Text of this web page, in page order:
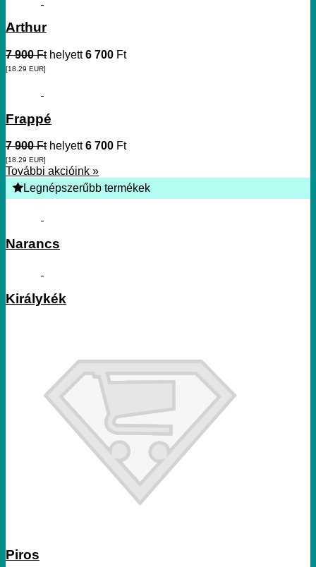
Arthur
7 900 Fthelyett6 700 Ft
[18.29 EUR]
Frappé
7 900 Fthelyett6 700 Ft
[18.29 EUR]
További akcióink »
Legnépszerűbb termékek
Narancs
Királykék
Piros